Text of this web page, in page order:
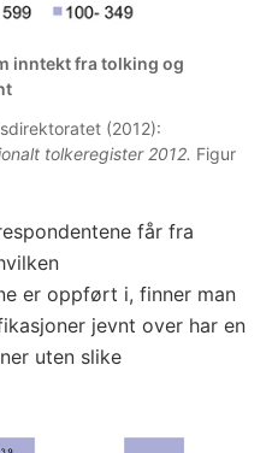
inntekt fra tolking og
(2012):
tolkeregister 2012. Figur
får fra
er oppført i, finner man
jevnt over har en
uten slike